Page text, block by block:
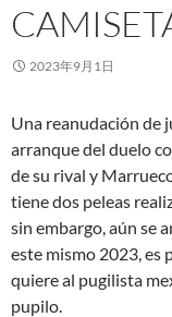
2023年9月1日
Una reanudación de
arranque del duelo
de su rival y
tiene dos peleas
sin embargo, aún se
este mismo 2023, es
quiere al pugilista
pupilo.